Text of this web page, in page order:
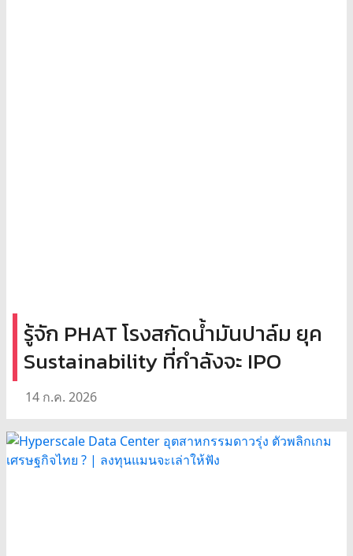
รู้จัก PHAT โรงสกัดน้ำมันปาล์ม ยุค
Sustainability ที่กำลังจะ IPO
14 ก.ค. 2026